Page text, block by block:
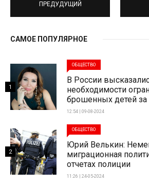
ПРЕДУДУЩИЙ
САМОЕ ПОПУЛЯРНОЕ
ОБЩЕСТВО
В России
необходимости
брошенных детей за
12:54 | 09-08-2024
1
ОБЩЕСТВО
Юрий Велькин:
миграционная
отчетах полиции
11:26 | 24-05-2024
2